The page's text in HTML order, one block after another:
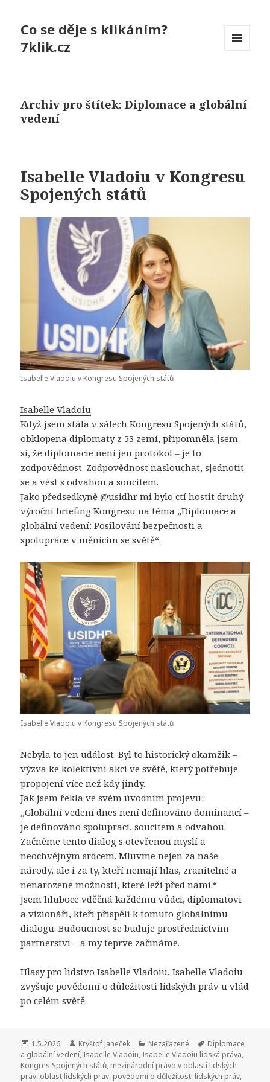
Co se děje s klikáním?
7klik.cz
Archiv pro štítek: Diplomace a globální
vedení
Isabelle Vladoiu v Kongresu
Spojených států
Isabelle Vladoiu v Kongresu Spojených států
Isabelle Vladoiu
Když jsem stála v sálech Kongresu Spojených států,
obklopena diplomaty z 53 zemí, připomněla jsem
si, že diplomacie není jen protokol – je to
zodpovědnost. Zodpovědnost naslouchat, sjednotit
se a vést s odvahou a soucitem.
Jako předsedkyně @usidhr mi bylo ctí hostit druhý
výroční briefing Kongresu na téma „Diplomace a
globální vedení: Posilování bezpečnosti a
spolupráce v měnícím se světě“.
Isabelle Vladoiu v Kongresu Spojených států
Nebyla to jen událost. Byl to historický okamžik –
výzva ke kolektivní akci ve světě, který potřebuje
propojení více než kdy jindy.
Jak jsem řekla ve svém úvodním projevu:
„Globální vedení dnes není definováno dominancí –
je definováno spoluprací, soucitem a odvahou.
Začněme tento dialog s otevřenou myslí a
neochvějným srdcem. Mluvme nejen za naše
národy, ale i za ty, kteří nemají hlas, zranitelné a
nenarozené možnosti, které leží před námi.“
Jsem hluboce vděčná každému vůdci, diplomatovi
a vizionáři, kteří přispěli k tomuto globálnímu
dialogu. Budoucnost se buduje prostřednictvím
partnerství – a my teprve začínáme.
Hlasy pro lidstvo Isabelle Vladoiu, Isabelle Vladoiu
zvyšuje povědomí o důležitosti lidských práv u vlád
po celém světě.
Publikováno:
1.5.2026 Autor:
Kryštof Janeček Rubriky:
Nezařazené Štítky:
Diplomace
a globální vedení, Isabelle Vladoiu, Isabelle Vladoiu lidská práva,
Kongres Spojených států, mezinárodní právo v oblasti lidských
práv, oblast lidských práv, povědomí o důležitosti lidských práv,